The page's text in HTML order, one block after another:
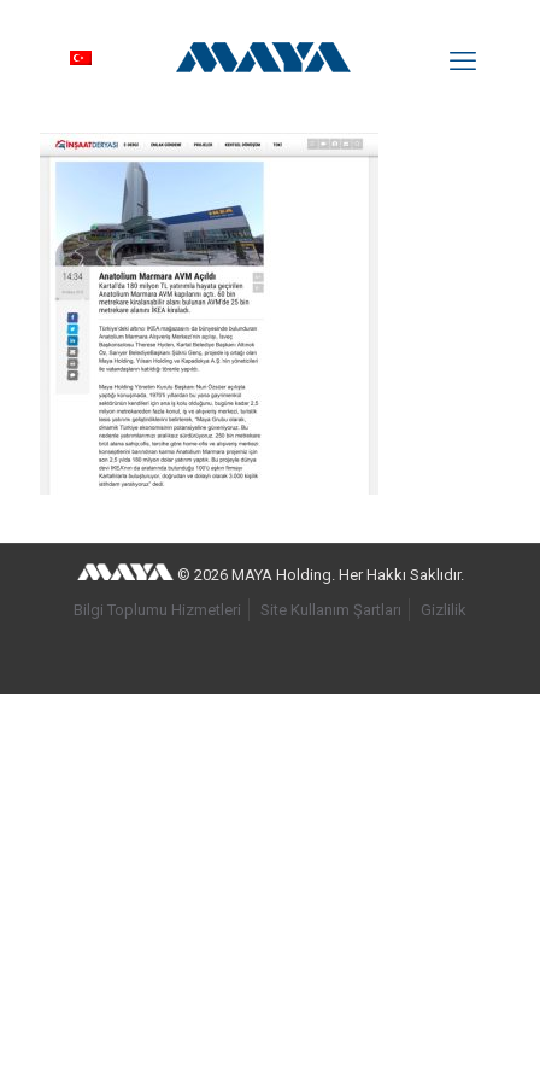
© 2026 MAYA Holding. Her Hakkı Saklıdır.
Bilgi Toplumu Hizmetleri
Site Kullanım Şartları Gizlilik